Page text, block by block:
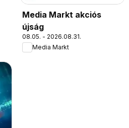
Media Markt akciós
újság
08.05. - 2026.08.31.
Media Markt